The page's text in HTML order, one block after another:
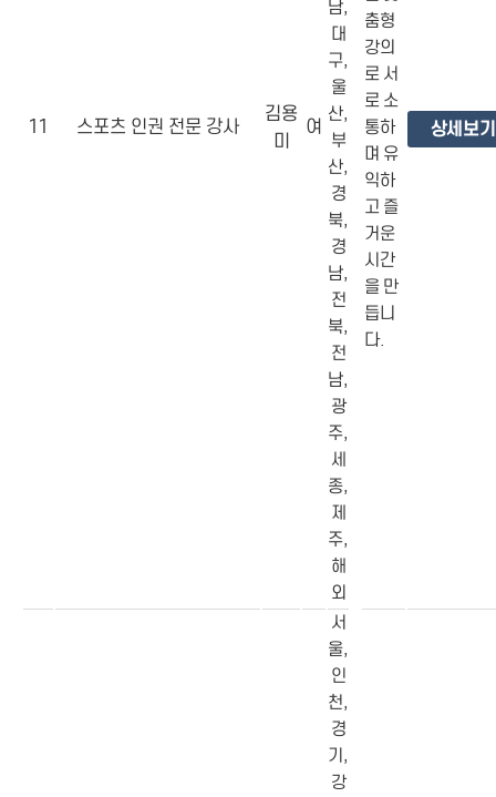
11 스포츠 인권 전문 강사
김용
미
여
남,
대
구,
울
산,
부
산,
경
북,
경
남,
전
북,
전
남,
광
주,
세
종,
제
주,
해
외
춤형
강의
로 서
로 소
통하
며 유
익하
고 즐
거운
시간
을 만
듭니
다.
상세보기
서
울,
인
천,
경
기,
강